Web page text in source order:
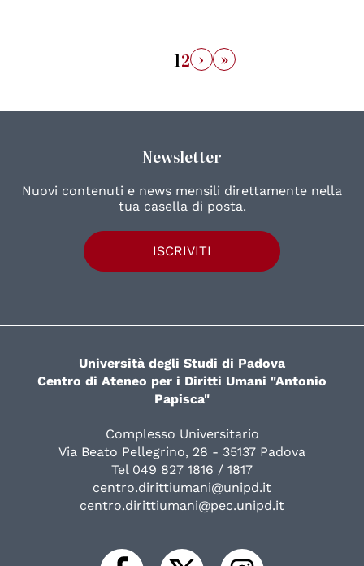
12 › »
Newsletter
Nuovi contenuti e news mensili direttamente nella
tua casella di posta.
ISCRIVITI
Università degli Studi di Padova
Centro di Ateneo per i Diritti Umani "Antonio
Papisca"
Complesso Universitario
Via Beato Pellegrino, 28 - 35137 Padova
Tel 049 827 1816 / 1817
centro.dirittiumani@unipd.it
centro.dirittiumani@pec.unipd.it